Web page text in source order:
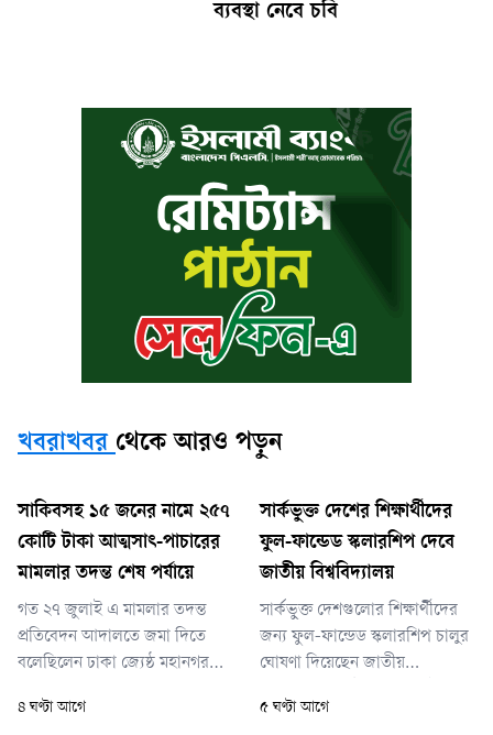
ব্যবস্থা নেবে চবি
খবরাখবর থেকে আরও পড়ুন
সাকিবসহ ১৫ জনের নামে ২৫৭
কোটি টাকা আত্মসাৎ-পাচারের
মামলার তদন্ত শেষ পর্যায়ে
গত ২৭ জুলাই এ মামলার তদন্ত
প্রতিবেদন আদালতে জমা দিতে
বলেছিলেন ঢাকা জ্যেষ্ঠ মহানগর
দিন দুদক প্রতিবেদন জমা দিতে না
৪ ঘণ্টা আগে
সার্কভুক্ত দেশের শিক্ষার্থীদের
ফুল-ফান্ডেড স্কলারশিপ দেবে
জাতীয় বিশ্ববিদ্যালয়
সার্কভুক্ত দেশগুলোর শিক্ষার্থীদের
জন্য ফুল-ফান্ডেড স্কলারশিপ চালুর
ঘোষণা দিয়েছেন জাতীয়
চ্যান্সেলর) অধ্যাপক ড. এ এস এম
৫ ঘণ্টা আগে